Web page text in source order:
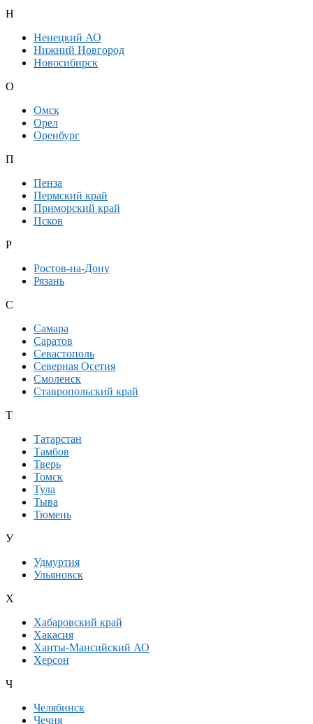
Н
Ненецкий АО
Нижний Новгород
Новосибирск
О
Омск
Орел
Оренбург
П
Пенза
Пермский край
Приморский край
Псков
Р
Ростов-на-Дону
Рязань
С
Самара
Саратов
Севастополь
Северная Осетия
Смоленск
Ставропольский край
Т
Татарстан
Тамбов
Тверь
Томск
Тула
Тыва
Тюмень
У
Удмуртия
Ульяновск
Х
Хабаровский край
Хакасия
Ханты-Мансийский АО
Херсон
Ч
Челябинск
Чечня